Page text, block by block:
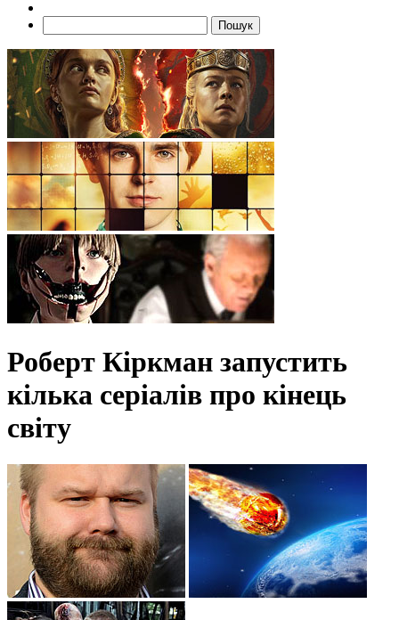
Пошук
Роберт Кіркман запустить
кілька серіалів про кінець
світу